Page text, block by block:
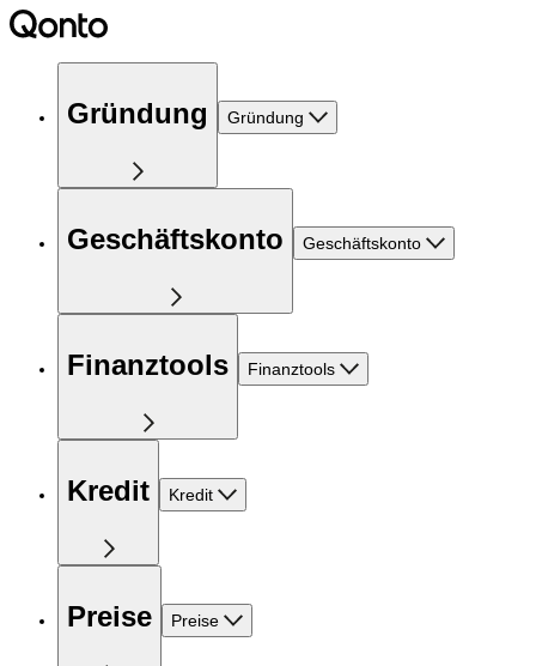
Gründung Gründung
Geschäftskonto Geschäftskonto
Finanztools Finanztools
Kredit Kredit
Preise Preise